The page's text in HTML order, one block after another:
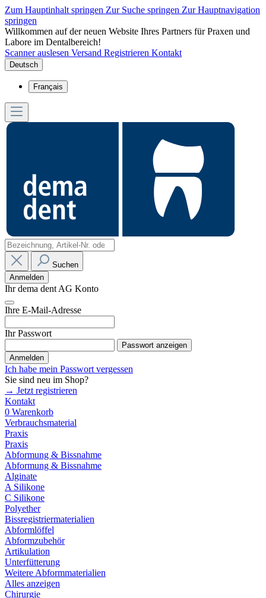
Zum Hauptinhalt springen Zur Suche springen Zur Hauptnavigation
springen
Willkommen auf der neuen Website Ihres Partners für Praxen und
Labore im Dentalbereich!
Scanner auslesen Versand Registrieren Kontakt
Deutsch
Français
Suchen
Anmelden
Ihr dema dent AG Konto
Ihre E-Mail-Adresse
Ihr Passwort
Passwort anzeigen
Anmelden
Ich habe mein Passwort vergessen
Sie sind neu im Shop?
→ Jetzt registrieren
Kontakt
0 Warenkorb
Verbrauchsmaterial
Praxis
Praxis
Abformung & Bissnahme
Abformung & Bissnahme
Alginate
A Silikone
C Silikone
Polyether
Bissregistriermaterialien
Abformlöffel
Abformzubehör
Artikulation
Unterfütterung
Weitere Abformmaterialien
Alles anzeigen
Chirurgie